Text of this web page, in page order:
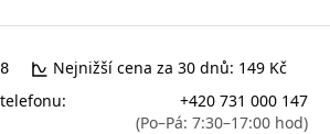
Nejnižší cena za 30 dnů: 149 Kč
+420 731 000 147
(Po–Pá: 7:30–17:00 hod)